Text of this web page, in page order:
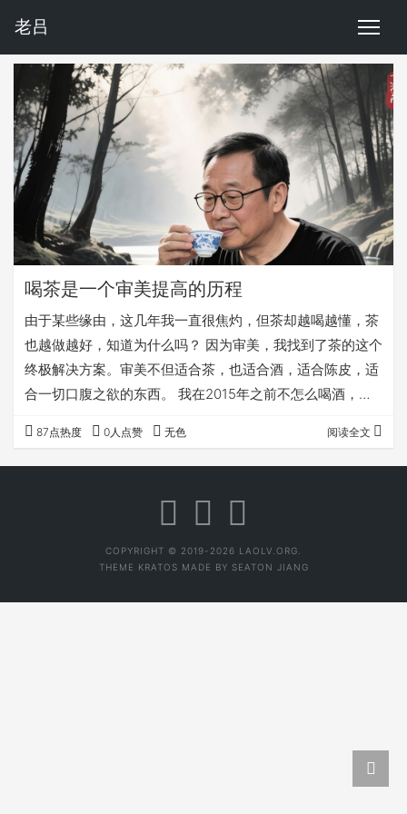
老吕
喝茶是一个审美提高的历程
由于某些缘由，这几年我一直很焦灼，但茶却越喝越懂，茶
也越做越好，知道为什么吗？ 因为审美，我找到了茶的这个
终极解决方案。审美不但适合茶，也适合酒，适合陈皮，适
合一切口腹之欲的东西。 我在2015年之前不怎么喝酒，觉
怂人胆，让人冲动不理智，后面自己做茶需要大量试新茶，
身体湿寒滞重，经梁老师指点，白酒最好是年份白酒可以去
87点热度 0人点赞 无色 阅读全文
COPYRIGHT © 2019-2026 LAOLV.ORG.
THEME KRATOS MADE BY SEATON JIANG